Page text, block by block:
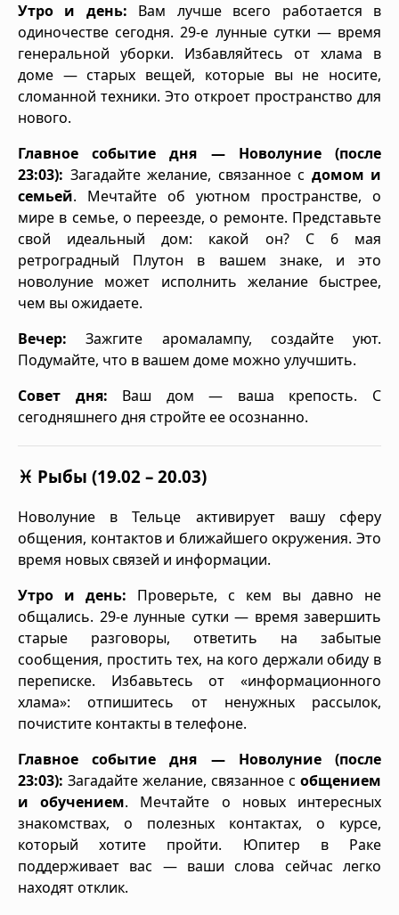
Утро и день: Вам лучше всего работается в
одиночестве сегодня. 29-е лунные сутки — время
генеральной уборки. Избавляйтесь от хлама в
доме — старых вещей, которые вы не носите,
сломанной техники. Это откроет пространство для
нового.
Главное событие дня — Новолуние (после
23:03): Загадайте желание, связанное с домом и
семьей. Мечтайте об уютном пространстве, о
мире в семье, о переезде, о ремонте. Представьте
свой идеальный дом: какой он? С 6 мая
ретроградный Плутон в вашем знаке, и это
новолуние может исполнить желание быстрее,
чем вы ожидаете.
Вечер: Зажгите аромалампу, создайте уют.
Подумайте, что в вашем доме можно улучшить.
Совет дня: Ваш дом — ваша крепость. С
сегодняшнего дня стройте ее осознанно.
♓ Рыбы (19.02 – 20.03)
Новолуние в Тельце активирует вашу сферу
общения, контактов и ближайшего окружения. Это
время новых связей и информации.
Утро и день: Проверьте, с кем вы давно не
общались. 29-е лунные сутки — время завершить
старые разговоры, ответить на забытые
сообщения, простить тех, на кого держали обиду в
переписке. Избавьтесь от «информационного
хлама»: отпишитесь от ненужных рассылок,
почистите контакты в телефоне.
Главное событие дня — Новолуние (после
23:03): Загадайте желание, связанное с общением
и обучением. Мечтайте о новых интересных
знакомствах, о полезных контактах, о курсе,
который хотите пройти. Юпитер в Раке
поддерживает вас — ваши слова сейчас легко
находят отклик.